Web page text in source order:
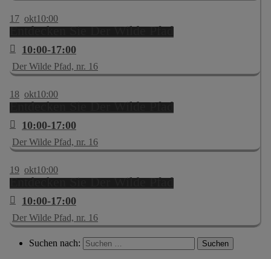
17 okt10:00
Entdecken Sie Der Wilde Pfad
10:00-17:00
Der Wilde Pfad, nr. 16
18 okt10:00
Entdecken Sie Der Wilde Pfad
10:00-17:00
Der Wilde Pfad, nr. 16
19 okt10:00
Entdecken Sie Der Wilde Pfad
10:00-17:00
Der Wilde Pfad, nr. 16
Suchen nach: